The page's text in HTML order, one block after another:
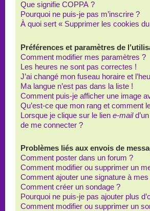
Que signifie COPPA ?
Pourquoi ne puis-je pas m’inscrire ?
À quoi sert « Supprimer les cookies
Préférences et paramètres de
Comment modifier mes paramètres ?
Les heures ne sont pas correctes !
J’ai changé mon fuseau horaire et
Ma langue n’est pas dans la liste !
Comment puis-je afficher une image
Qu’est-ce que mon rang et comment
Lorsque je clique sur le lien e-mail
de me connecter ?
Problèmes liés aux envois de
Comment poster dans un forum ?
Comment modifier ou supprimer un
Comment ajouter une signature à
Comment créer un sondage ?
Pourquoi ne puis-je pas ajouter plus
Comment modifier ou supprimer un